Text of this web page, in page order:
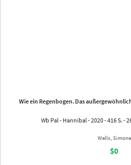
Wie ein Regenbogen. Das
Wb Pal - Hannibal - 2020 - 416 S. -
Wells, Simone
$0